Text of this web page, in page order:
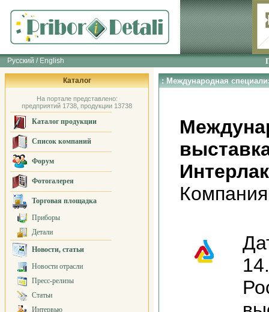
Русский / English
Каталог
На портале представлено:
предприятий 1738, продукции 13738
Каталог продукции
Список компаний
Форум
Фотогалерея
Торговая площадка
Приборы
Детали
Новости, статьи
Новости отрасли
Пресс-релизы
Статьи
Интервью
: Международная